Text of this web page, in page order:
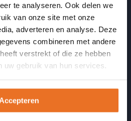
te analyseren. Ook delen we
van onze site met onze
adverteren en analyse. Deze
combineren met andere
verstrekt of die ze hebben
uw gebruik van hun services.
Accepteren
je LEEF-tijd